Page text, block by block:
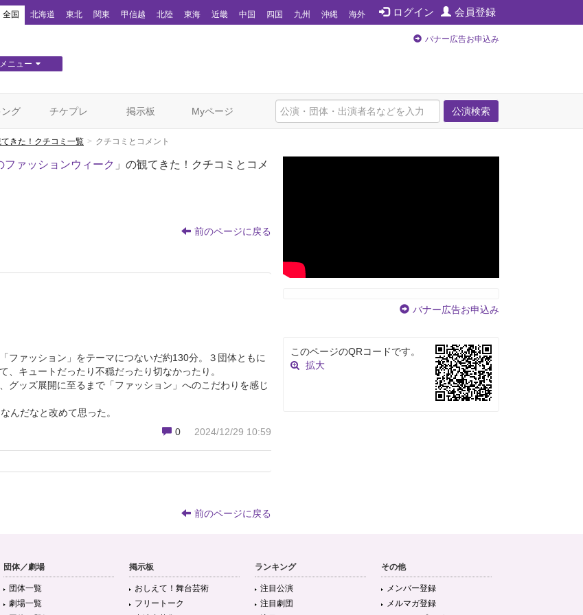
ログイン 会員登録
全国 北海道 東北 関東 甲信越 北陸 東海 近畿 中国 四国 九州 沖縄 海外
ニュー
バナー広告お申込み
公演検索
グ チケプレ 掲示板 Myページ
きた！クチコミ一覧 クチコミとコメント
ファッションウィーク 」の観てきた！クチコミとコメ
前のページに戻る
ファッション」をテーマにつないだ約130分。３団体ともに
、キュートだったり不穏だったり切なかったり。
グッズ展開に至るまで「ファッション」へのこだわりを感じ
んだなと改めて思った。
0
2024/12/29 10:59
前のページに戻る
バナー広告お申込み
このページのQRコードです。
拡大
団体／劇場
団体一覧
劇場一覧
掲示板
おしえて！舞台芸術
フリートーク
ランキング
注目公演
注目劇団
その他
メンバー登録
メルマガ登録